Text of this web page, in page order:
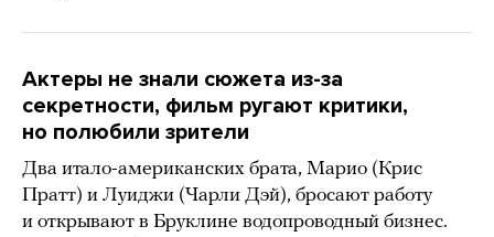
Актеры не знали сюжета из-за
секретности, фильм ругают критики,
но полюбили зрители
Два итало-американских брата, Марио (Крис
Пратт) и Луиджи (Чарли Дэй), бросают работу
и открывают в Бруклине водопроводный бизнес.